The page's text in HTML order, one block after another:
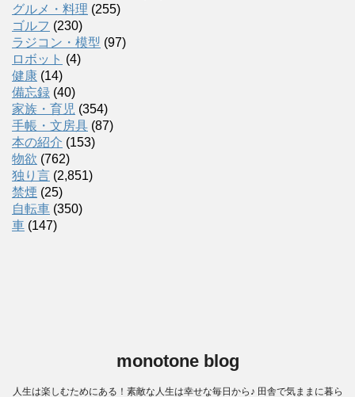
グルメ・料理 (255)
ゴルフ (230)
ラジコン・模型 (97)
ロボット (4)
健康 (14)
備忘録 (40)
家族・育児 (354)
手帳・文房具 (87)
本の紹介 (153)
物欲 (762)
独り言 (2,851)
禁煙 (25)
自転車 (350)
車 (147)
monotone blog
人生は楽しむためにある！素敵な人生は幸せな毎日から♪ 田舎で気ままに暮ら